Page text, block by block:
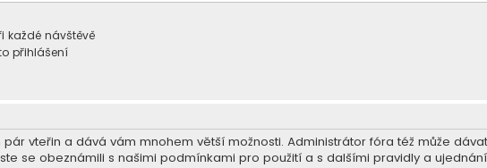
každé návštěvě
přihlášení
vteřin a dává vám mnohem větší možnosti. Administrátor fóra též může
se obeznámili s našimi podmínkami pro použití a s dalšími pravidly a